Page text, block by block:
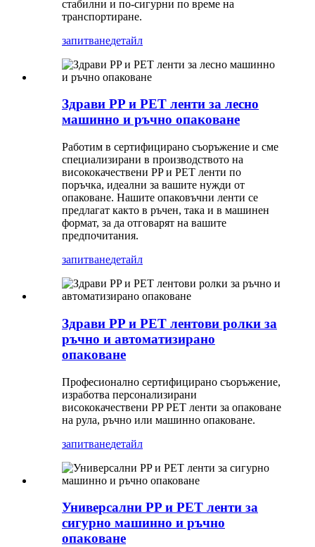
стабилни и по-сигурни по време на
транспортиране.
запитванедетайл
Здрави PP и PET ленти за лесно
машинно и ръчно опаковане
Работим в сертифицирано съоръжение и сме
специализирани в производството на
висококачествени PP и PET ленти по
поръчка, идеални за вашите нужди от
опаковане. Нашите опаковъчни ленти се
предлагат както в ръчен, така и в машинен
формат, за да отговарят на вашите
предпочитания.
запитванедетайл
Здрави PP и PET лентови ролки за
ръчно и автоматизирано
опаковане
Професионално сертифицирано съоръжение,
изработва персонализирани
висококачествени PP PET ленти за опаковане
на рула, ръчно или машинно опаковане.
запитванедетайл
Универсални PP и PET ленти за
сигурно машинно и ръчно
опаковане